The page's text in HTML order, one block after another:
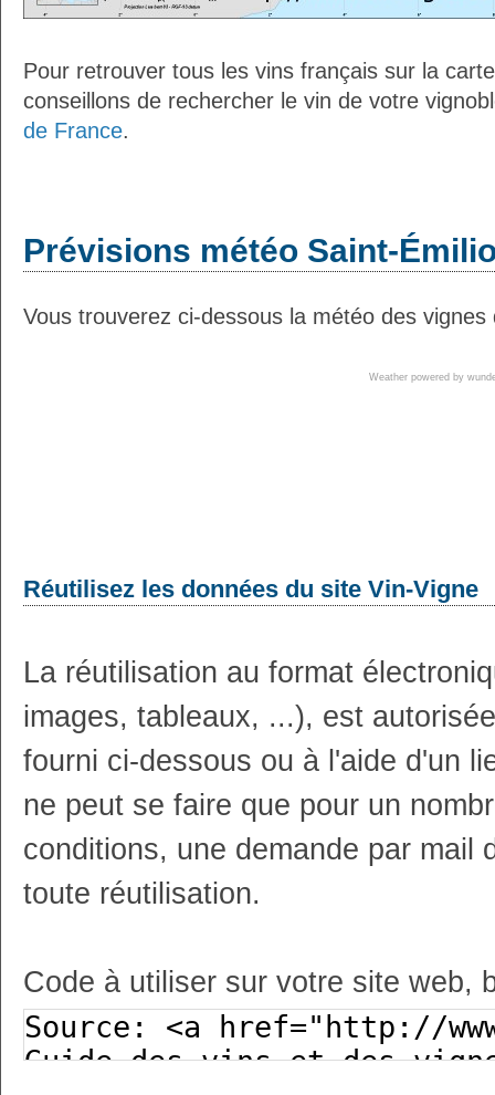
Pour retrouver tous les vins français sur la
conseillons de rechercher le vin de votre
de France.
Prévisions météo Saint-
Vous trouverez ci-dessous la météo des
Weather powered by
Réutilisez les données du site Vin-Vigne
La réutilisation au format
images, tableaux, ...), est
fourni ci-dessous ou à l'aide d'un
ne peut se faire que pour un
conditions, une demande par mail
toute réutilisation.
Code à utiliser sur votre site web,